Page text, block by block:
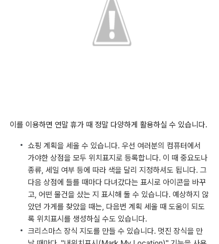
이를 이용하면 연말 휴가 때 정말 다양하게 활용하실 수 있습니다.
쇼핑 계획을 세울 수 있습니다. 우선 여러분의 컴퓨터에서
가야한 상점을 모두 위치표지로 등록합니다. 이 때 중요도나
종류, 세일 여부 등에 따라 색을 달리 지정하셔도 됩니다. 그
다음 상점에 들를 때마다 다녀갔다는 표시로 아이콘을 바꾸
고, 어떤 물건을 샀는 지 표시해 둘 수 있습니다. 예상하지 않
았던 가게를 찾았을 때는, 다음번 계획 세울 때 도움이 되도
록 위치표시를 생성하실 수도 있습니다.
크리스마스 장식 지도를 만들 수 있습니다. 멋진 장식을 만